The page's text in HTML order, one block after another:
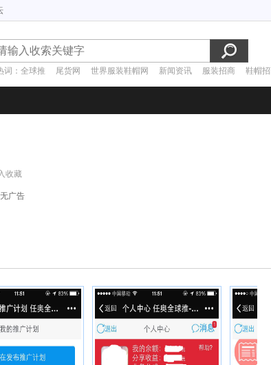
词： 全球推 尾货网 世界服装鞋帽网 新闻资讯 服装招商 鞋帽
收藏
无广告